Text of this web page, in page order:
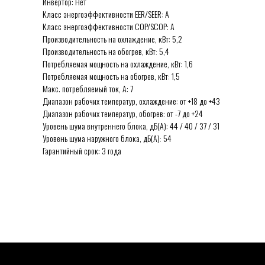
Класс энергоэффективности EER/SEER: А
Класс энергоэффективности COP/SCOP: А
Производительность на охлаждение, кВт: 5,2
Производительность на обогрев, кВт: 5,4
Потребляемая мощность на охлаждение, кВт: 1,6
Потребляемая мощность на обогрев, кВт: 1,5
Макс. потребляемый ток, А: 7
Диапазон рабочих температур, охлаждение: от +18 до +43
Диапазон рабочих температур, обогрев: от -7 до +24
Уровень шума внутреннего блока, дБ(А): 44 / 40 / 37 / 31
Уровень шума наружного блока, дБ(А): 54
Гарантийный срок: 3 года